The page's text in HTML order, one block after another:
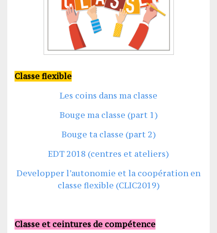
Classe flexible
Les coins dans ma classe
Bouge ma classe (part 1)
Bouge ta classe (part 2)
EDT 2018 (centres et ateliers)
Developper l’autonomie et la coopération en
classe flexible (CLIC2019)
Classe et ceintures de compétence